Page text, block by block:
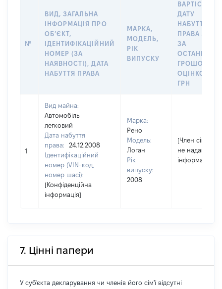
№
ВИД, ЗАГАЛЬНА
ІНФОРМАЦІЯ ПРО
ОБʼЄКТ,
ІДЕНТИФІКАЦІЙНИЙ
НОМЕР (ЗА
НАЯВНОСТІ), ДАТА
НАБУТТЯ ПРАВА
МАРКА,
МОДЕЛЬ,
РІК
ВИПУСКУ
ВАРТІСТЬ НА
ДАТУ
НАБУТТЯ
ПРАВА АБО
ЗА
ГРОШОВОЮ
ОЦІНКОЮ,
ГРН
1
Вид майна:
Автомобіль
легковий
Дата набуття
права:
24.12.2008
Ідентифікаційний
номер (VIN-код,
номер шасі):
[Конфіденційна
інформація]
Марка:
Рено
Модель:
Логан
Рік
випуску:
2008
[Член сім'ї
не надав
інформацію]
7. Цінні папери
У суб'єкта декларування чи членів його сім'ї відсутні